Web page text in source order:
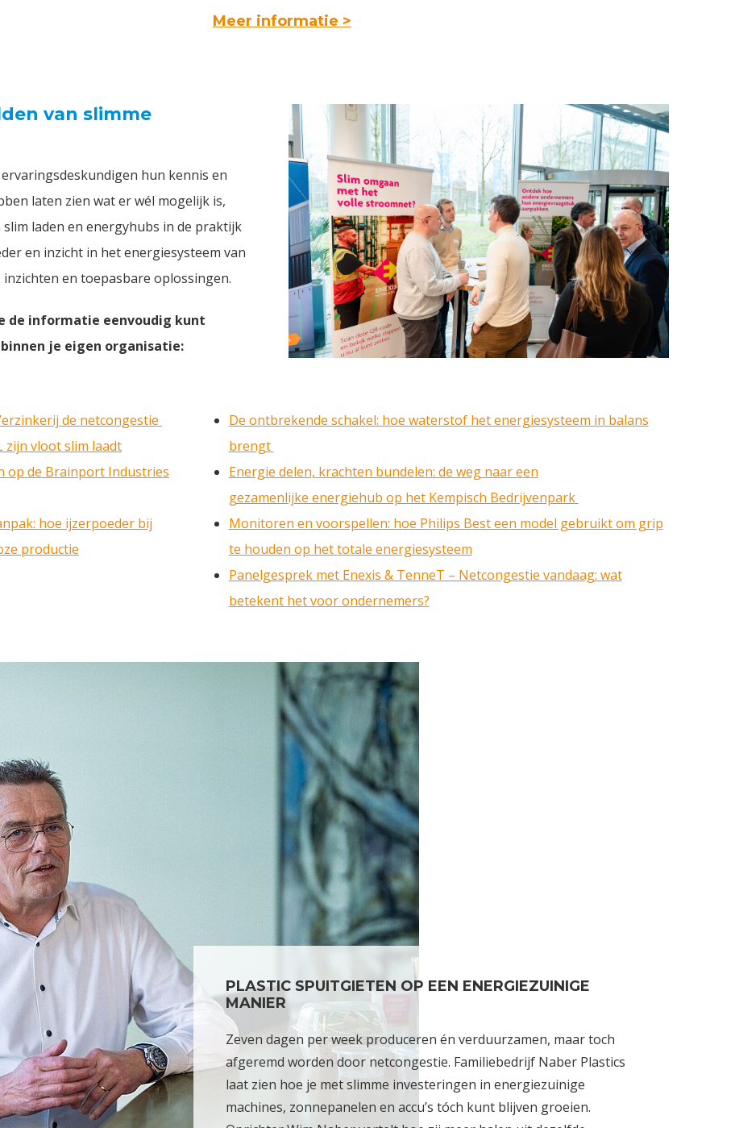
Meer informatie >
van slimme
hun kennis en
laten zien wat er wél mogelijk is,
laden en energyhubs in de praktijk
en inzicht in het energiesysteem van
en toepasbare oplossingen.
de informatie eenvoudig kunt
je eigen organisatie:
de netcongestie
zijn vloot slim laadt
op de Brainport Industries
hoe ijzerpoeder bij
productie
De ontbrekende schakel: hoe waterstof het energiesysteem in balans
brengt
Energie delen, krachten bundelen: de weg naar een
gezamenlijke energiehub op het Kempisch Bedrijvenpark
Monitoren en voorspellen: hoe Philips Best een model gebruikt om grip
te houden op het totale energiesysteem
Panelgesprek met Enexis & TenneT – Netcongestie vandaag: wat
betekent het voor ondernemers?
PLASTIC SPUITGIETEN OP EEN ENERGIEZUINIGE
MANIER
Zeven dagen per week produceren én verduurzamen, maar toch
afgeremd worden door netcongestie. Familiebedrijf Naber Plastics
laat zien hoe je met slimme investeringen in energiezuinige
machines, zonnepanelen en accu’s tóch kunt blijven groeien.